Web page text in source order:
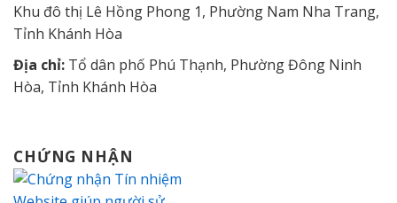
Khu đô thị Lê Hồng Phong 1, Phường Nam Nha Trang,
Tỉnh Khánh Hòa
Địa chỉ: Tổ dân phố Phú Thạnh, Phường Đông Ninh
Hòa, Tỉnh Khánh Hòa
CHỨNG NHẬN